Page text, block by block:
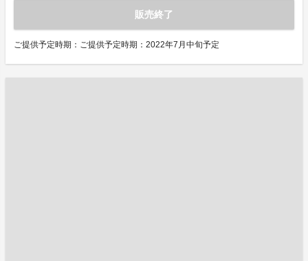
販売終了
ご提供予定時期：ご提供予定時期：2022年7月中旬予定